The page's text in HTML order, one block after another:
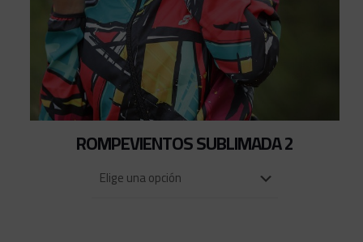
ROMPEVIENTOS SUBLIMADA 2